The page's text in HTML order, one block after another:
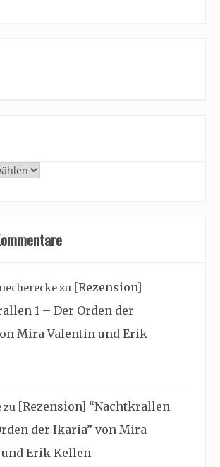
zu [Rezension]
1 – Der Orden der
Mira Valentin und Erik
zu [Rezension] “Nachtkrallen
der Ikaria” von Mira
Erik Kellen